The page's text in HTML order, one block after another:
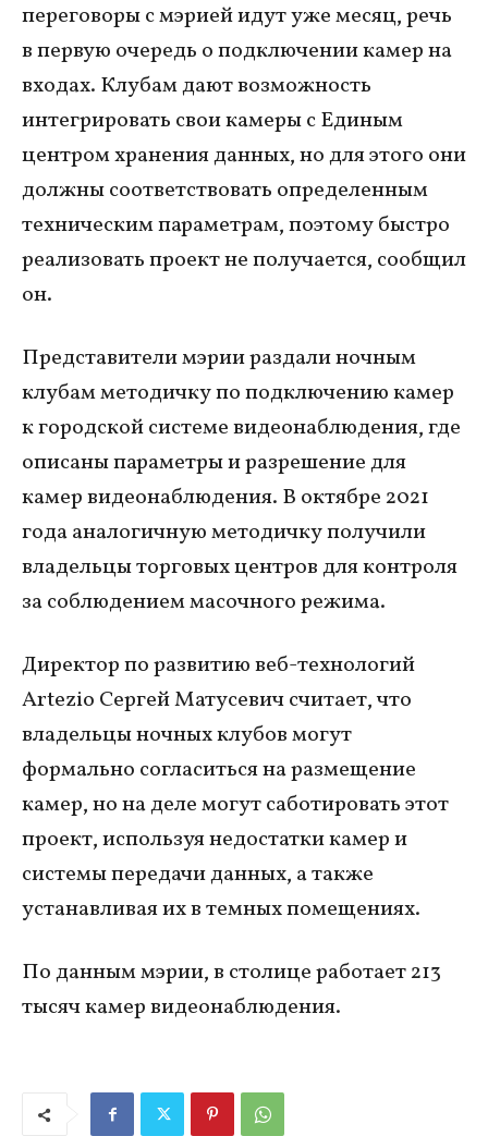
переговоры с мэрией идут уже месяц, речь
в первую очередь о подключении камер на
входах. Клубам дают возможность
интегрировать свои камеры с Единым
центром хранения данных, но для этого они
должны соответствовать определенным
техническим параметрам, поэтому быстро
реализовать проект не получается, сообщил
он.
Представители мэрии раздали ночным
клубам методичку по подключению камер
к городской системе видеонаблюдения, где
описаны параметры и разрешение для
камер видеонаблюдения. В октябре 2021
года аналогичную методичку получили
владельцы торговых центров для контроля
за соблюдением масочного режима.
Директор по развитию веб-технологий
Artezio Сергей Матусевич считает, что
владельцы ночных клубов могут
формально согласиться на размещение
камер, но на деле могут саботировать этот
проект, используя недостатки камер и
системы передачи данных, а также
устанавливая их в темных помещениях.
По данным мэрии, в столице работает 213
тысяч камер видеонаблюдения.